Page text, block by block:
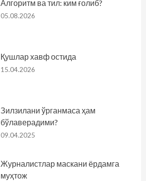
Алгоритм ва тил: ким ғолиб?
05.08.2026
Қушлар хавф остида
15.04.2026
Зилзилани ўрганмаса ҳам
бўлаверадими?
09.04.2025
Журналистлар маскани ёрдамга
муҳтож